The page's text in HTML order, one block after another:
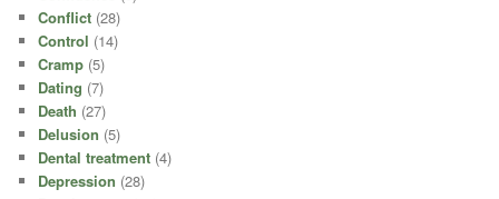
Conflict (28)
Control (14)
Cramp (5)
Dating (7)
Death (27)
Delusion (5)
Dental treatment (4)
Depression (28)